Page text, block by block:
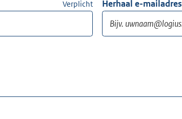
Verplicht Herhaal e-mailadres